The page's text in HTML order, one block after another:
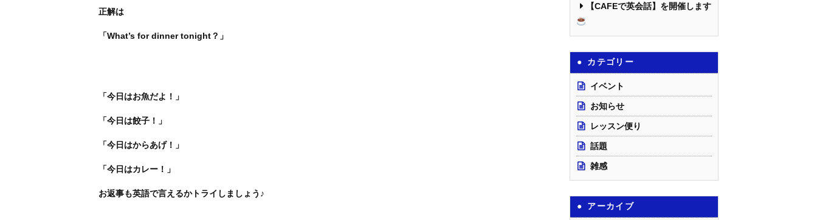
正解は
「What’s for dinner tonight？」
「今日はお魚だよ！」
「今日は餃子！」
「今日はからあげ！」
「今日はカレー！」
お返事も英語で言えるかトライしましょう♪
【CAFEで英会話】を開催します
カテゴリー
イベント
お知らせ
レッスン便り
話題
雑感
アーカイブ